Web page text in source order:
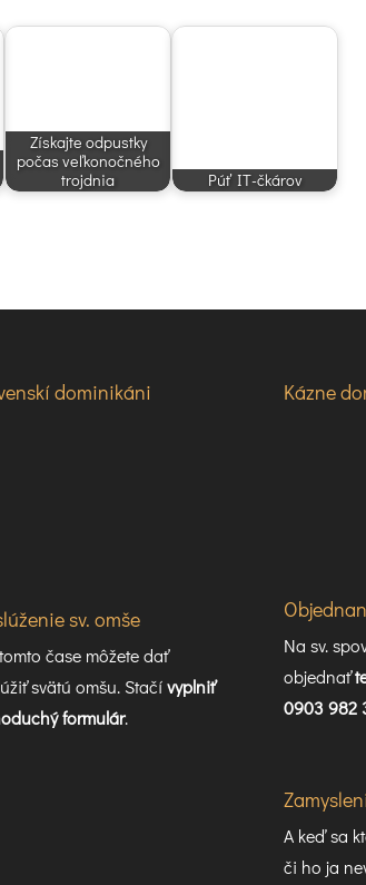
Získajte odpustky
počas veľkonočného
trojdnia
Púť IT-čkárov
dominikáni
sv. omše
čase môžete dať
svätú omšu. Stačívyplniť
formulár.
Kázne
Na sv.
objednať
0903 982
A keď sa
či ho ja